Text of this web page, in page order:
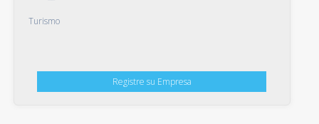
Turismo
Registre su Empresa